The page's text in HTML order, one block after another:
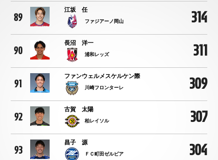
89
江坂 任
ファジアーノ岡山 314
90
長沼 洋一
浦和レッズ 311
91
ファンウェルメスケルケン際
川崎フロンターレ 309
92
古賀 太陽
柏レイソル 307
93
昌子 源
ＦＣ町田ゼルビア 304